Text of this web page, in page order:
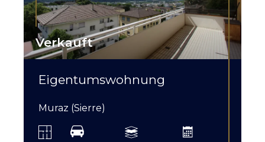
Verkauft
Eigentumswohnung
Muraz (Sierre)